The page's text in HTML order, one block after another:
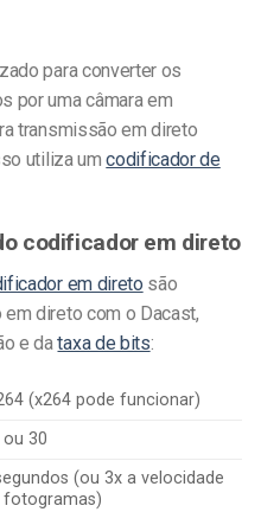
para converter os
por uma câmara em
transmissão em direto
utiliza umcodificador de
codificador em direto
em direto são
direto com o Dacast,
e dataxa de bits:
(x264 pode funcionar)
ou 30
(ou 3x a velocidade
fotogramas)